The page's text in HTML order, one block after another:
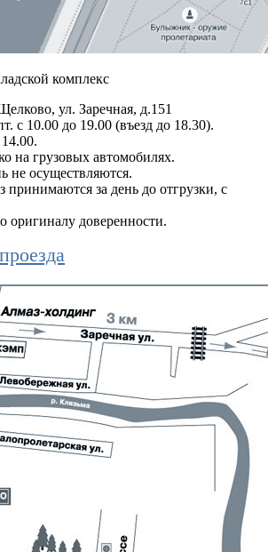
комплекс
ул. Заречная, д.151
с 10.00 до 19.00 (въезд до 18.30).
на грузовых автомобилях.
не осуществляются.
принимаются за день до отгрузки, с
оригиналу доверенности.